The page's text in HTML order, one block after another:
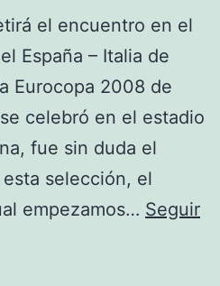
el encuentro en el
España – Italia de
Eurocopa 2008 de
celebró en el estadio
fue sin duda el
selección, el
empezamos… Seguir